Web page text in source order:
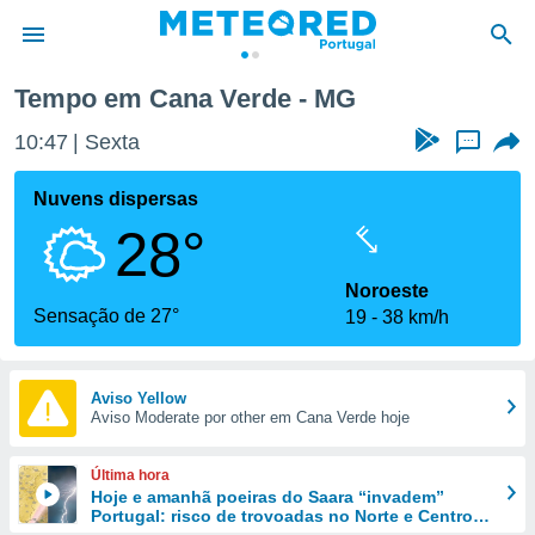
da
foi
fornecidas
a este
das
e
forma
digital
Tempo em Cana Verde - MG
10:47 Sexta ...
Nuvens dispersas
28°
Sensação de 27°
Noroeste
19
38 km/h
Aviso Yellow
Aviso Moderate por other em Cana Verde hoje
Última hora
Hoje e amanhã poeiras do Saara “invadem”
Portugal: risco de trovoadas no Norte e Centro